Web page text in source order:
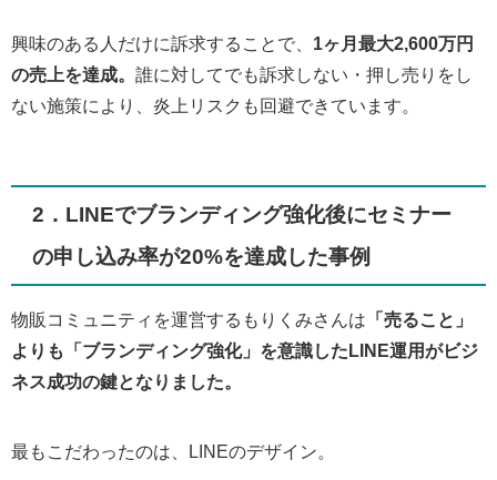
興味のある人だけに訴求することで、 1ヶ月最大2,600万円
の売上を達成。 誰に対してでも訴求しない・押し売りをし
ない施策により、炎上リスクも回避できています。
2．LINEでブランディング強化後にセミナー
の申し込み率が20%を達成した事例
物販コミュニティを運営するもりくみさんは 「売ること」
よりも「ブランディング強化」を意識したLINE運用がビジ
ネス成功の鍵となりました。
最もこだわったのは、LINEのデザイン。